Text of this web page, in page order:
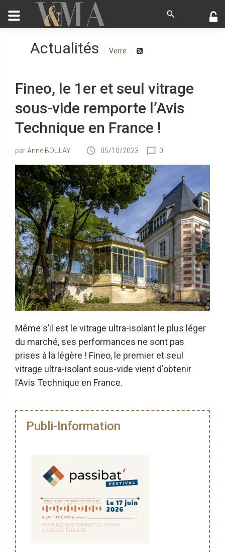
Actualités Verre
Fineo, le 1er et seul vitrage
sous-vide remporte l’Avis
Technique en France !
Anne BOULAY 05/10/2023 0
Même s’il est le vitrage ultra-isolant le plus léger
du marché, ses performances ne sont pas
prises à la légère ! Fineo, le premier et seul
vitrage ultra-isolant sous-vide vient d'obtenir
l’Avis Technique en France.
Publi-Information